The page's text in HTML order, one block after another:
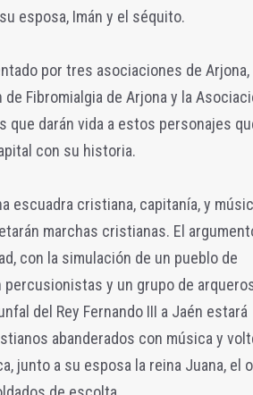
esposa, Imán y el séquito.
por tres asociaciones de Arjona,
Fibromialgia de Arjona y la
que darán vida a estos personajes
con su historia.
escuadra cristiana, capitanía, y
marchas cristianas. El
con la simulación de un pueblo de
y un grupo de
del Rey Fernando III a Jaén estará
abanderados con música y
junto a su esposa la reina Juana, el